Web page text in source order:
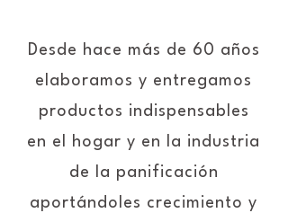
Desde hace más de 60 años
elaboramos y entregamos
productos indispensables
en el hogar y en la industria
de la panificación
aportándoles crecimiento y